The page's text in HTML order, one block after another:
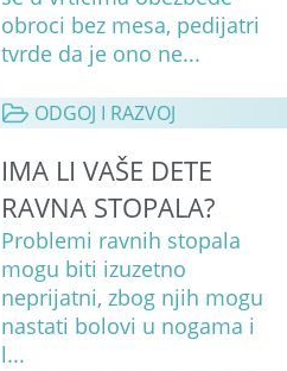
obroci bez mesa, pedijatri
tvrde da je ono ne...
ODGOJ I RAZVOJ
IMA LI VAŠE DETE
RAVNA STOPALA?
Problemi ravnih stopala
mogu biti izuzetno
neprijatni, zbog njih mogu
nastati bolovi u nogama i
l...